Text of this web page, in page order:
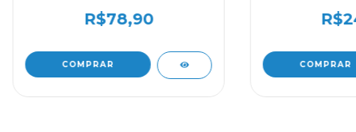
R$78,90